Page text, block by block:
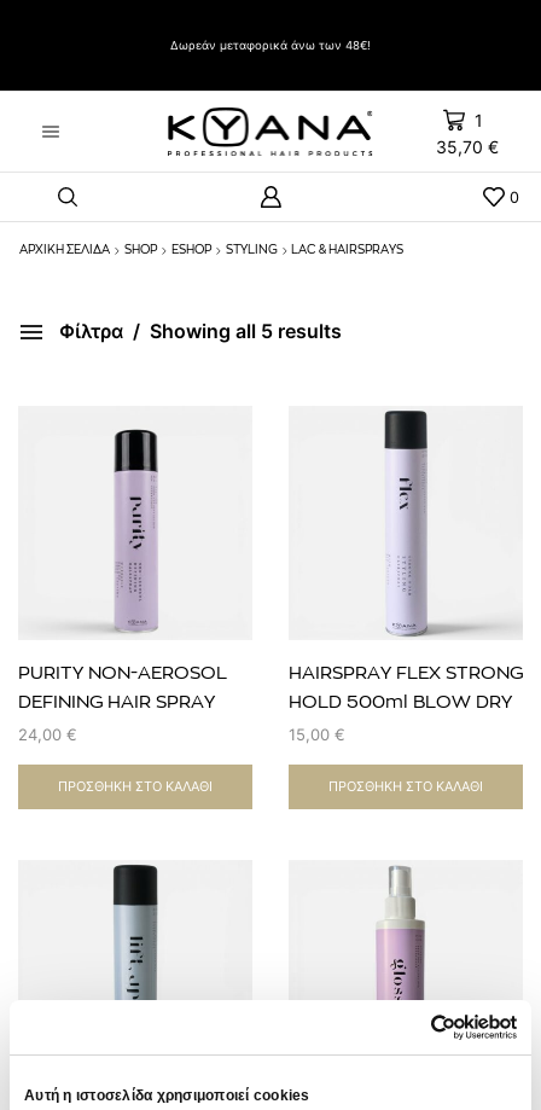
Αυτή η ιστοσελίδα χρησιμοποιεί cookies
Δωρεάν μεταφορικά άνω των 48€!
1
35,70 €
0
ΑΡΧΙΚΉ ΣΕΛΊΔΑ SHOP ESHOP STYLING LAC & HAIRSPRAYS
Φίλτρα Showing all 5 results
PURITY NON-AEROSOL
DEFINING HAIR SPRAY
400 ML BLOW DRY &
STYLING
24,00 €
ΠΡΟΣΘΉΚΗ ΣΤΟ ΚΑΛΆΘΙ
HAIRSPRAY FLEX STRONG
HOLD 500ml BLOW DRY
& STYLING EVOZEN
15,00 €
ΠΡΟΣΘΉΚΗ ΣΤΟ ΚΑΛΆΘΙ